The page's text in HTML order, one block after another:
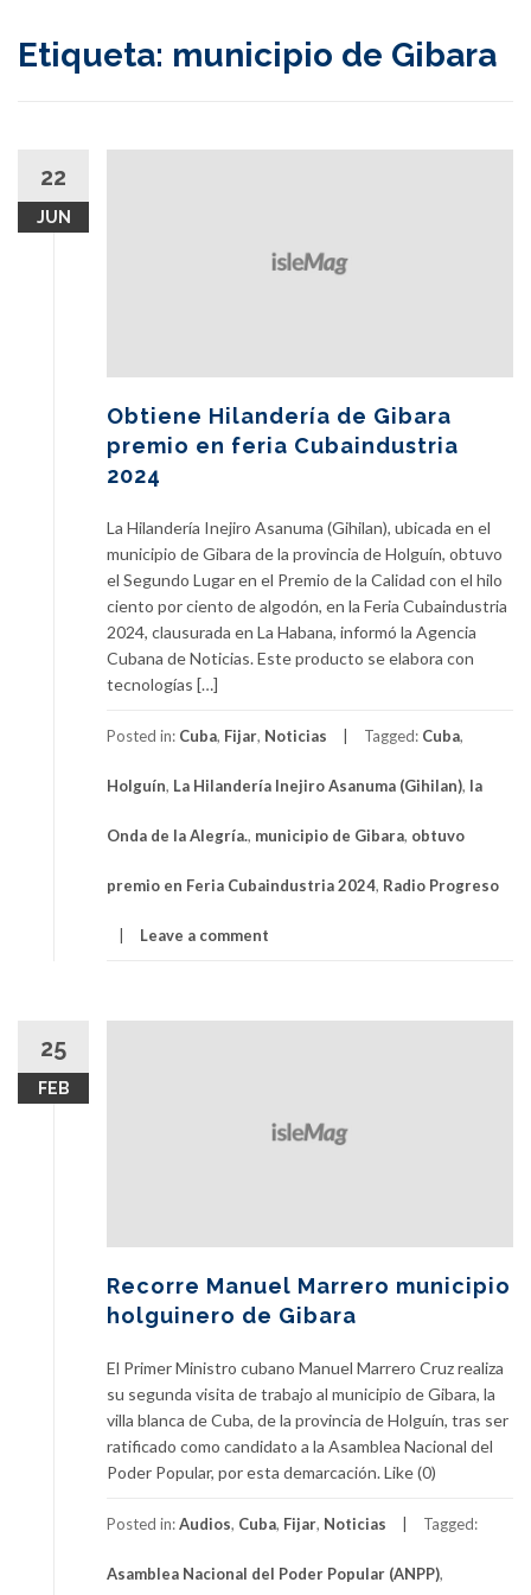
Etiqueta: municipio de Gibara
22
JUN
Obtiene Hilandería de Gibara
premio en feria Cubaindustria
2024
La Hilandería Inejiro Asanuma (Gihilan), ubicada en el
municipio de Gibara de la provincia de Holguín, obtuvo
el Segundo Lugar en el Premio de la Calidad con el hilo
ciento por ciento de algodón, en la Feria Cubaindustria
2024, clausurada en La Habana, informó la Agencia
Cubana de Noticias. Este producto se elabora con
tecnologías […]
Posted in: Cuba, Fijar, Noticias Tagged: Cuba,
Holguín, La Hilandería Inejiro Asanuma (Gihilan), la
Onda de la Alegría., municipio de Gibara, obtuvo
premio en Feria Cubaindustria 2024, Radio Progreso
Leave a comment
25
FEB
Recorre Manuel Marrero municipio
holguinero de Gibara
El Primer Ministro cubano Manuel Marrero Cruz realiza
su segunda visita de trabajo al municipio de Gibara, la
villa blanca de Cuba, de la provincia de Holguín, tras ser
ratificado como candidato a la Asamblea Nacional del
Poder Popular, por esta demarcación. Like (0)
Posted in:Audios, Cuba, Fijar, Noticias Tagged:
Asamblea Nacional del Poder Popular (ANPP),